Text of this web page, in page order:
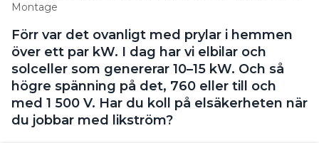
– Det gör inte så stora skillnad eftersom vårt
likspänningsnät är mittpunktsjordad. Därför har vi
plus 380 volt och minus 380 volt relativt jord, vilket
kan jämföras med ett vanligt 400 volt
växelströmsnät. I ett sådant är toppspänningen
ungefär 330 volt relativt jord. Ska man bedöma hur
farligt någonting är ur ett elsäkerhetsperspektiv så
Montage
Förr var det ovanligt med prylar i hemmen
över ett par kW. I dag har vi elbilar och
solceller som genererar 10–15 kW. Och så
högre spänning på det, 760 eller till och
med 1 500 V. Har du koll på elsäkerheten när
du jobbar med likström?